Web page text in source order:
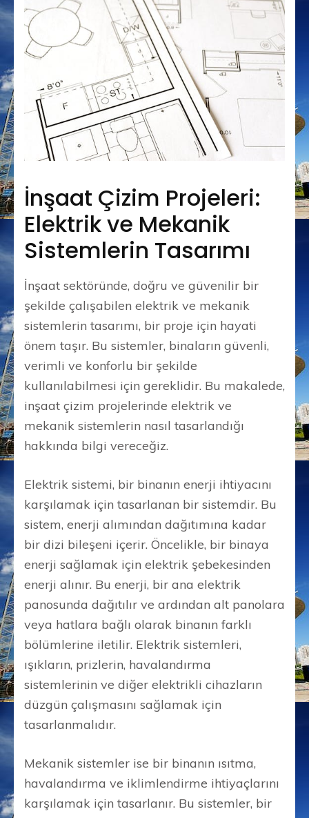
İnşaat Çizim Projeleri:
Elektrik ve Mekanik
Sistemlerin Tasarımı
İnşaat sektöründe, doğru ve güvenilir bir
şekilde çalışabilen elektrik ve mekanik
sistemlerin tasarımı, bir proje için hayati
önem taşır. Bu sistemler, binaların güvenli,
verimli ve konforlu bir şekilde
kullanılabilmesi için gereklidir. Bu makalede,
inşaat çizim projelerinde elektrik ve
mekanik sistemlerin nasıl tasarlandığı
hakkında bilgi vereceğiz.
Elektrik sistemi, bir binanın enerji ihtiyacını
karşılamak için tasarlanan bir sistemdir. Bu
sistem, enerji alımından dağıtımına kadar
bir dizi bileşeni içerir. Öncelikle, bir binaya
enerji sağlamak için elektrik şebekesinden
enerji alınır. Bu enerji, bir ana elektrik
panosunda dağıtılır ve ardından alt panolara
veya hatlara bağlı olarak binanın farklı
bölümlerine iletilir. Elektrik sistemleri,
ışıkların, prizlerin, havalandırma
sistemlerinin ve diğer elektrikli cihazların
düzgün çalışmasını sağlamak için
tasarlanmalıdır.
Mekanik sistemler ise bir binanın ısıtma,
havalandırma ve iklimlendirme ihtiyaçlarını
karşılamak için tasarlanır. Bu sistemler, bir